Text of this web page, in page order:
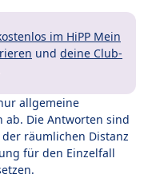
im HiPP Mein
und deine Club-
allgemeine
Die Antworten sind
räumlichen Distanz
für den Einzelfall